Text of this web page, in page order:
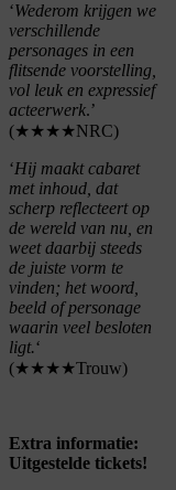
‘Wederom krijgen we
verschillende
personages in een
flitsende voorstelling,
vol leuk en expressief
acteerwerk.’
(★★★★NRC)
‘Hij maakt cabaret
met inhoud, dat
scherp reflecteert op
de wereld van nu, en
weet daarbij steeds
de juiste vorm te
vinden; het woord,
beeld of personage
waarin veel besloten
ligt.‘
(★★★★Trouw)
Extra informatie:
Uitgestelde tickets!